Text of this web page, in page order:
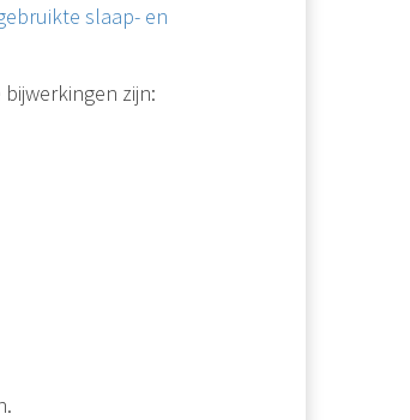
slaap- en
zijn: